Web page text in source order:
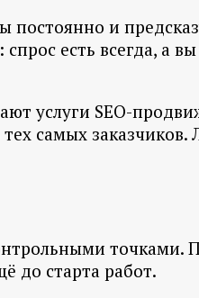
постоянно и
есть всегда, а
услуги SEO-
самых заказчиков.
до старта работ.